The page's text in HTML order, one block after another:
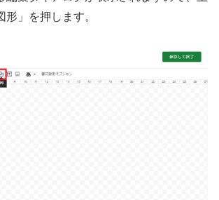
」を押します。